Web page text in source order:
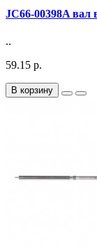
JC66-00398A вал
..
59.15 р.
В корзину